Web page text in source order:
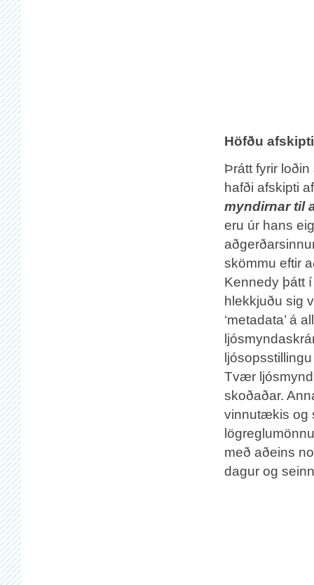
Höfðu
Þrátt fyrir
hafði afskipti
myndirnar til
eru úr hans
skömmu eftir
Kennedy þátt
hlekkjuðu sig
‘metadata’ á
Tvær
skoðaðar.
vinnutækis og
með aðeins
dagur og